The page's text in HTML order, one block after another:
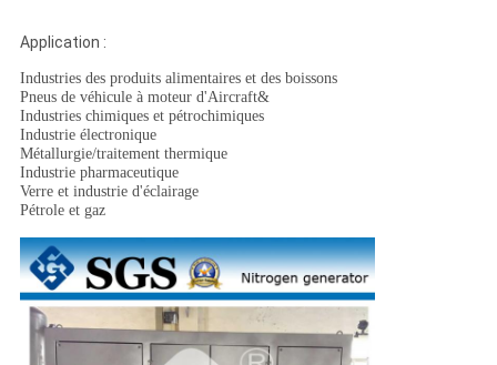
Application :
Industries des produits alimentaires et des boissons
Pneus de véhicule à moteur d'Aircraft&
Industries chimiques et pétrochimiques
Industrie électronique
Métallurgie/traitement thermique
Industrie pharmaceutique
Verre et industrie d'éclairage
Pétrole et gaz